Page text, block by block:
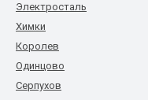
Электросталь
Химки
Королев
Одинцово
Серпухов